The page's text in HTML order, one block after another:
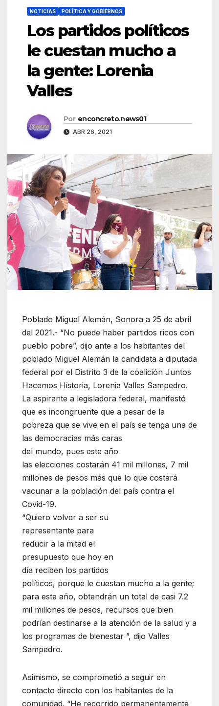
NOTICIAS POLÍTICA Y GOBIERNOS
Los partidos políticos
le cuestan mucho a
la gente: Lorenia
Valles
Por enconcreto.news01
ABR 26, 2021
Poblado Miguel Alemán, Sonora a 25 de abril
del 2021.- “No puede haber partidos ricos con
pueblo pobre”, dijo ante a los habitantes del
poblado Miguel Alemán la candidata a diputada
federal por el Distrito 3 de la coalición Juntos
Hacemos Historia, Lorenia Valles Sampedro.
La aspirante a legisladora federal, manifestó
que es incongruente que a pesar de la
pobreza que se vive en el país se tenga una de
las democracias más caras
del mundo, pues este año
las elecciones costarán 41 mil millones, 7 mil
millones de pesos más que lo que costará
vacunar a la población del país contra el
Covid-19.
“Quiero volver a ser su
representante para
reducir a la mitad el
presupuesto que hoy en
día reciben los partidos
políticos, porque le cuestan mucho a la gente;
para este año, obtendrán un total de casi 7.2
mil millones de pesos, recursos que bien
podrían destinarse a la atención de la salud y a
los programas de bienestar ”, dijo Valles
Sampedro.
Asimismo, se comprometió a seguir en
contacto directo con los habitantes de la
comunidad. “He recorrido permanentemente